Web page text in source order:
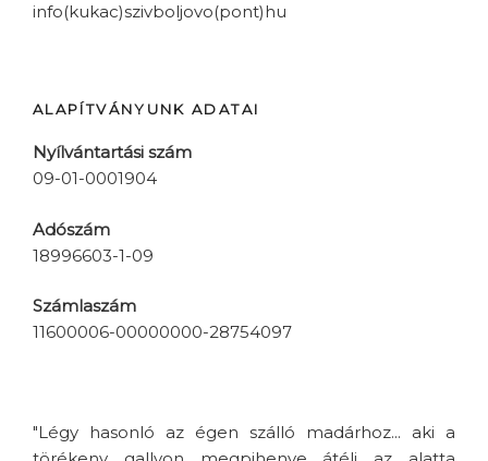
info(kukac)szivboljovo(pont)hu
ALAPÍTVÁNYUNK ADATAI
Nyílvántartási szám
09-01-0001904
Adószám
18996603-1-09
Számlaszám
11600006-00000000-28754097
"Légy hasonló az égen szálló madárhoz... aki a